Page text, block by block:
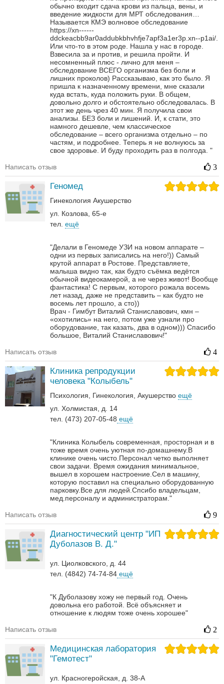
обычно входит сдача крови из пальца, вены, и
введение жидкости для МРТ обследования…
Называется КМЭ волновое обследование
https://xn------
ddckeacbb9ar0addubkbhvhfje7apf3a1er3p.xn--p1ai/.
Или что-то в этом роде. Нашла у нас в городе.
Взвесила за и против, и решила пройти. И
несомненный плюс - лично для меня –
обследование ВСЕГО организма без боли и
лишних проколов) Рассказываю, как это было. Я
пришла к назначенному времени, мне сказали
куда встать, куда положить руки. В общем,
довольно долго и обстоятельно обследовалась. В
этот же день чрез 40 мин. Я получила свои
анализы. БЕЗ боли и лишений. И, к стати, это
намного дешевле, чем классическое
обследование – всего организма отдельно – по
частям, и подробнее. Теперь я не волнуюсь за
свое здоровье. И буду проходить раз в полгода. "
Написать отзыв 3
Геномед
Гинекология Акушерство
ул. Козлова, 65-е
тел. ещё
"Делали в Геномеде УЗИ на новом аппарате –
одни из первых записались на него!)) Самый
крутой аппарат в Ростове. Представляете,
малыша видно так, как будто съёмка ведётся
обычной видеокамерой, а не через живот! Вообще
фантастика! С первым, которого рожала восемь
лет назад, даже не представить – как будто не
восемь лет прошло, а сто))
Врач - Гимбут Виталий Станиславович, кмн –
«охотились» на него, потом уже узнали про
оборудование, так казать, два в одном))) Спасибо
большое, Виталий Станиславович!"
Написать отзыв 4
Клиника репродукции
человека "Колыбель"
Психология Гинекология Акушерство ещё
ул. Холмистая, д. 14
тел. (473) 207-05-48 ещё
"Клиника Колыбель современная, просторная и в
тоже время очень уютная по-домашнему.В
клинике очень чисто.Персонал четко выполняет
свои задачи. Время ожидания минимальное,
вышел в хорошем настроение.Сел в машину,
которую поставил на специально оборудованную
парковку.Все для людей.Спсибо владельцам,
мед.персоналу и администраторам."
Написать отзыв 9
Диагностический центр "ИП
Дуболазов В. Д."
ул. Циолковского, д. 44
тел. (4842) 74-74-84 ещё
"К Дуболазову хожу не первый год. Очень
довольна его работой. Всё объясняет и
отношение к людям тоже очень хорошее"
Написать отзыв 2
Медицинская лаборатория
"Гемотест"
ул. Красногеройская, д. 38-А